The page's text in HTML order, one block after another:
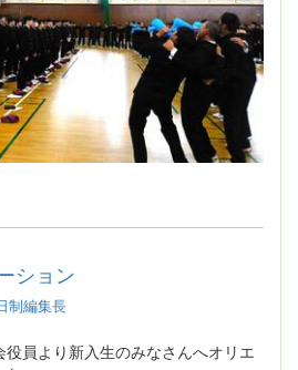
ション
制編集長
役員より新入生のみなさんへオリエ